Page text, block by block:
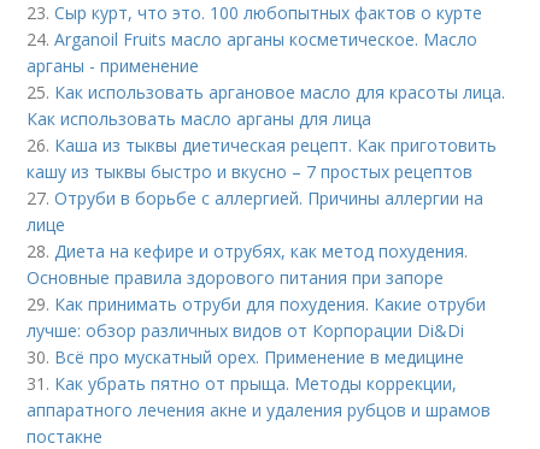
23.Сыр курт, что это. 100 любопытных фактов о курте
24.Arganoil Fruits масло арганы косметическое. Масло
арганы - применение
25. Как использовать аргановое масло для красоты лица.
Как использовать масло арганы для лица
26. Каша из тыквы диетическая рецепт. Как приготовить
кашу из тыквы быстро и вкусно – 7 простых рецептов
27.Отруби в борьбе с аллергией. Причины аллергии на
лице
28.Диета на кефире и отрубях, как метод похудения.
Основные правила здорового питания при запоре
29. Как принимать отруби для похудения. Какие отруби
лучше: обзор различных видов от Корпорации Di&Di
30. Всё про мускатный орех. Применение в медицине
31. Как убрать пятно от прыща. Методы коррекции,
аппаратного лечения акне и удаления рубцов и шрамов
постакне